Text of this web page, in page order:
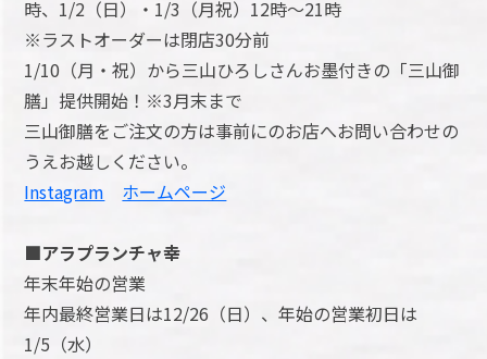
時、1/2（日）・1/3（月祝）12時～21時
※ラストオーダーは閉店30分前
1/10（月・祝）から三山ひろしさんお墨付きの「三山御
膳」提供開始！※3月末まで
三山御膳をご注文の方は事前にのお店へお問い合わせの
うえお越しください。
Instagram
ホームページ
■アラプランチャ幸
年末年始の営業
年内最終営業日は12/26（日）、年始の営業初日は
1/5（水）